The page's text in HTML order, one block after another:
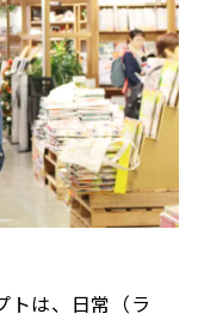
トは、日常（ラ